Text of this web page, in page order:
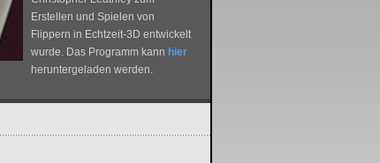
Erstellen und Spielen von
Flippern in Echtzeit-3D entwickelt
wurde. Das Programm kann hier
heruntergeladen werden.